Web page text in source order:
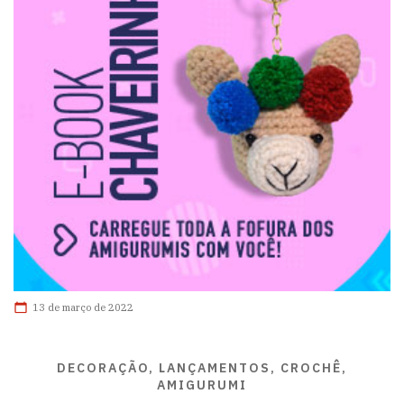
13 de março de 2022
DECORAÇÃO, LANÇAMENTOS, CROCHÊ,
AMIGURUMI